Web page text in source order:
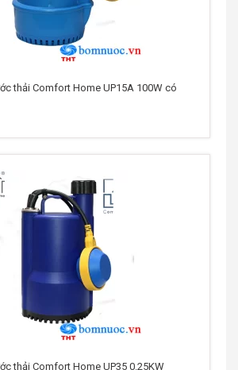
thải Comfort Home UP15A 100W có
thải Comfort Home UP35 0.25KW